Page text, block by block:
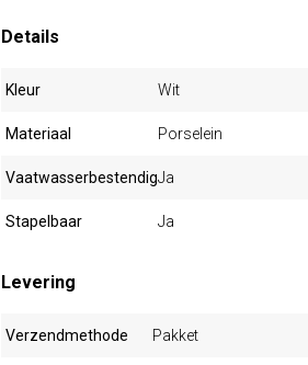
Details
Kleur Wit
Materiaal Porselein
VaatwasserbestendigJa
Stapelbaar Ja
Levering
Verzendmethode Pakket